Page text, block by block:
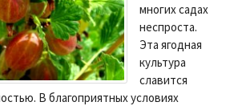
многих садах
неспроста.
Эта ягодная
культура
славится
В благоприятных условиях